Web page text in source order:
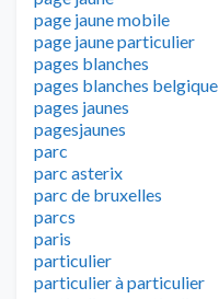
page jaune mobile
page jaune particulier
pages blanches
pages blanches belgique
pages jaunes
pagesjaunes
parc
parc asterix
parc de bruxelles
parcs
paris
particulier
particulier à particulier